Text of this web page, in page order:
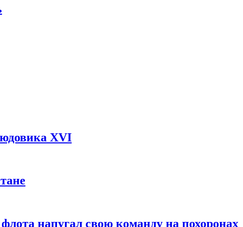
XVI
напугал свою команду на похоронах